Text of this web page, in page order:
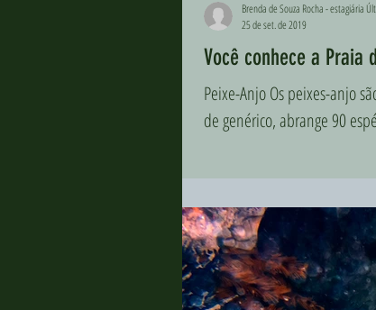
Você conhece a
Peixe-Anjo Os peixes-anjo
de genérico, abrange 90
Brenda de Souza Rocha - estagiária
25 de set. de 2019